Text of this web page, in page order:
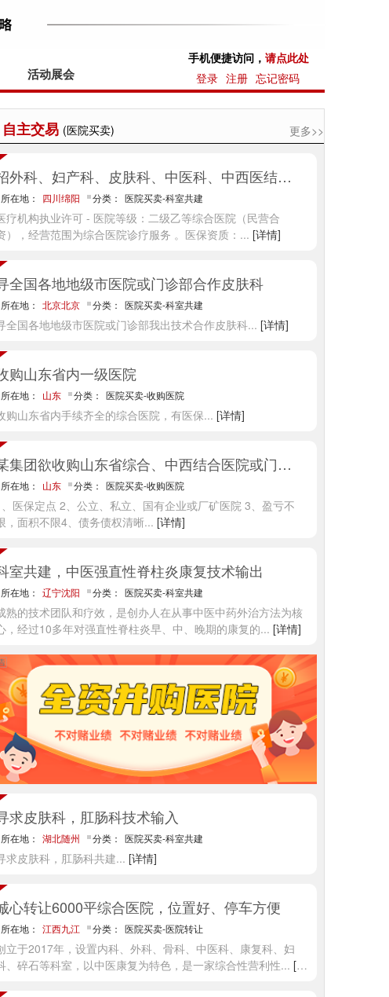
活动展会
手机便捷访问， 请点此处
登录 注册 忘记密码
自主交易 (医院买卖) 更多>>
招外科、妇产科、皮肤科、中医科、中西医结合科
所在地： 四川绵阳 分类： 医院买卖-科室共建
机构执业许可 - 医院等级：二级乙等综合医院（民营合
），经营范围为综合医院诊疗服务 。医保资质： ... [详情]
全国各地地级市医院或门诊部合作皮肤科
所在地： 北京北京 分类： 医院买卖-科室共建
全国各地地级市医院或门诊部我出技术合作皮肤科... [详情]
购山东省内一级医院
所在地： 山东 分类： 医院买卖-收购医院
购山东省内手续齐全的综合医院，有医保... [详情]
某集团欲收购山东省综合、中西结合医院或门诊部
所在地： 山东 分类： 医院买卖-收购医院
医保定点 2、公立、私立、国有企业或厂矿医院 3、盈亏不
，面积不限4、债务债权清晰... [详情]
室共建，中医强直性脊柱炎康复技术输出
所在地： 辽宁沈阳 分类： 医院买卖-科室共建
熟的技术团队和疗效，是创办人在从事中医中药外治方法为核
，经过10多年对强直性脊柱炎早、中、晚期的康复的... [详情]
求皮肤科，肛肠科技术输入
所在地： 湖北随州 分类： 医院买卖-科室共建
求皮肤科，肛肠科共建... [详情]
心转让6000平综合医院，位置好、停车方便
所在地： 江西九江 分类： 医院买卖-医院转让
立于2017年，设置内科、外科、骨科、中医科、康复科、妇
、碎石等科室，以中医康复为特色，是一家综合性营利性... [详